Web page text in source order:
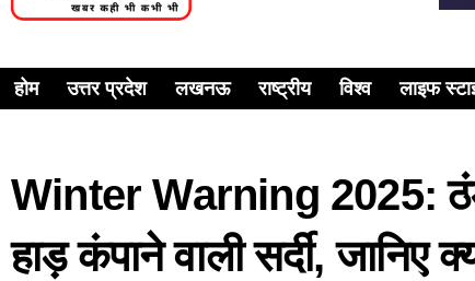
होम उत्तर प्रदेश लखनऊ राष्ट्रीय विश्व लाइफ
Winter Warning 2025: ठंड
हाड़ कंपाने वाली सर्दी, जानिए